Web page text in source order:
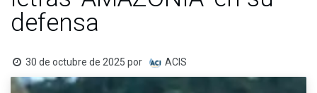
defensa
30 de octubre de 2025 por ACIS